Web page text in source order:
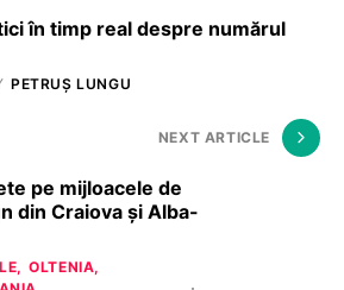
în timp real despre numărul
PETRUȘ LUNGU
NEXT ARTICLE
pe mijloacele de
din Craiova și Alba-
OLTENIA